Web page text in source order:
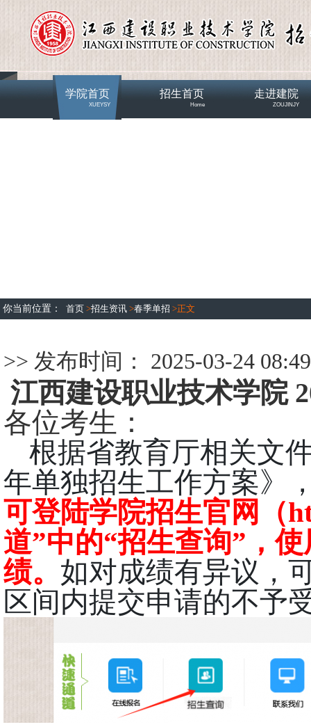
学院首页
XUEYSY
招生首页
Home
走进建院
ZOUJINJY
你当前位置： 首页 >招生资讯 >春季单招 >正文
>> 发布时间： 2025-03-24
江西建设职业技术学院
各位考生：
根据省教育厅相关文
年单独招生工作方案》
可登陆学院招生官网
（
道”中的“招生查询”，使
绩。 如对成绩有异议，
区间内提交申请的不予